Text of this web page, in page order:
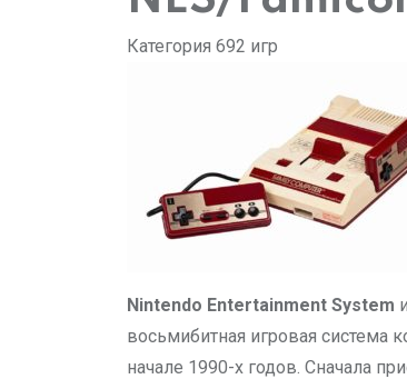
Категория 692 игр
Nintendo Entertainment System
восьмибитная игровая система
начале 1990-х годов. Сначала